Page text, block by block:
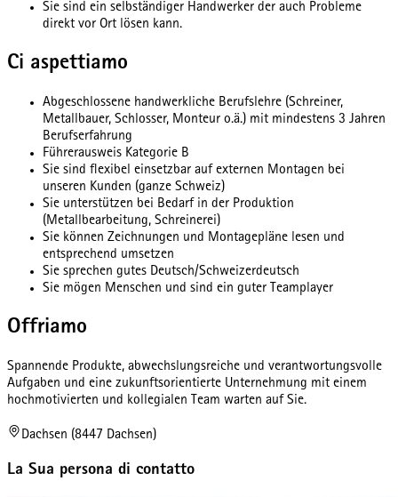
Sie sind ein selbständiger Handwerker der auch Probleme
direkt vor Ort lösen kann.
Ci aspettiamo
Abgeschlossene handwerkliche Berufslehre (Schreiner,
Metallbauer, Schlosser, Monteur o.ä.) mit mindestens 3 Jahren
Berufserfahrung
Führerausweis Kategorie B
Sie sind flexibel einsetzbar auf externen Montagen bei
unseren Kunden (ganze Schweiz)
Sie unterstützen bei Bedarf in der Produktion
(Metallbearbeitung, Schreinerei)
Sie können Zeichnungen und Montagepläne lesen und
entsprechend umsetzen
Sie sprechen gutes Deutsch/Schweizerdeutsch
Sie mögen Menschen und sind ein guter Teamplayer
Offriamo
Spannende Produkte, abwechslungsreiche und verantwortungsvolle
Aufgaben und eine zukunftsorientierte Unternehmung mit einem
hochmotivierten und kollegialen Team warten auf Sie.
Dachsen (8447 Dachsen)
La Sua persona di contatto